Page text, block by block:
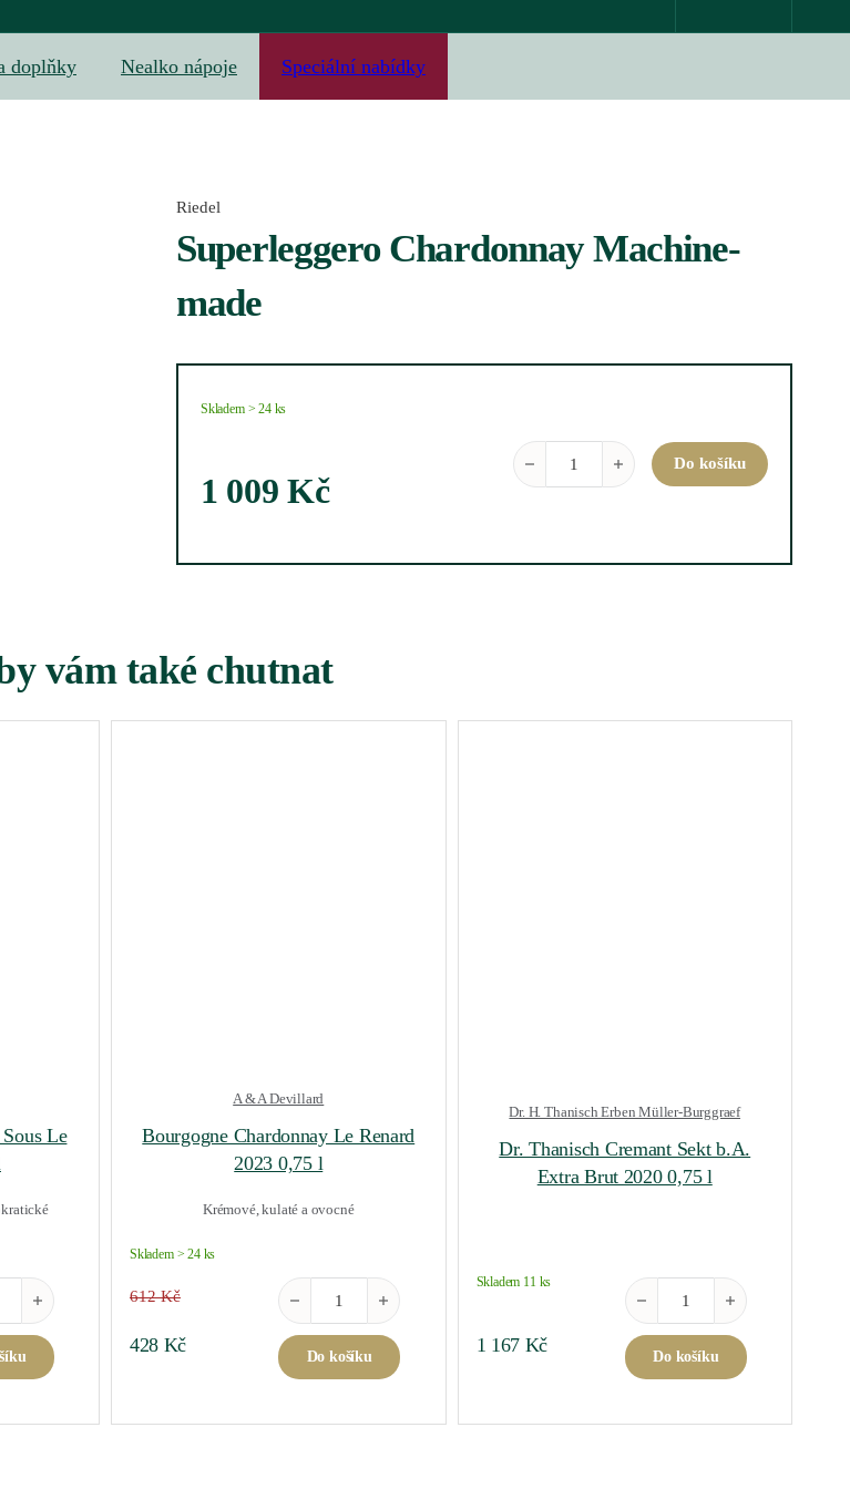
doplňky Nealko nápoje Speciální nabídky
Riedel
Superleggero Chardonnay Machine-
made
Skladem > 24 ks
1 009Kč
Superleggero Chardonnay Machine-made
Do košíku
vám také chutnat
Le
Kč.
Cru "La Piéce Sous Le Bois" 2022 0,75 l množství
A & A Devillard
Bourgogne Chardonnay Le Renard
2023 0,75 l
Krémové, kulaté a ovocné
Skladem > 24 ks
612Kč
Original price was: 612 Kč.
428 KčCurrent price is: 428 Kč.
Bourgogne Chardonnay Le Renard 2023 0,75 l množství
Do košíku
Dr. H. Thanisch Erben Müller-Burggraef
Dr. Thanisch Cremant Sekt b.A.
Extra Brut 2020 0,75 l
Skladem 11 ks
1 167 Kč
Dr. Thanisch Cremant Sekt
Do košíku